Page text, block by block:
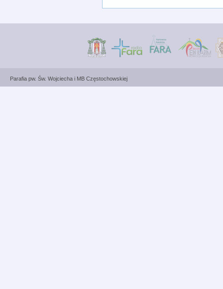
Parafia pw. Św. Wojciecha i MB Częstochowskiej